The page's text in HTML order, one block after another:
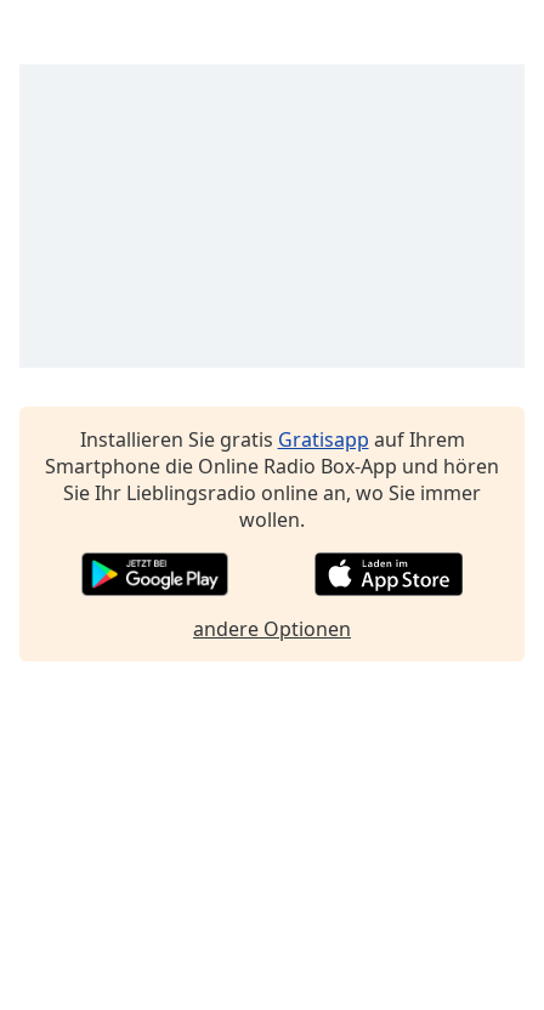
Installieren Sie gratis Gratisapp auf Ihrem
Smartphone die Online Radio Box-App und hören
Sie Ihr Lieblingsradio online an, wo Sie immer
wollen.
andere Optionen